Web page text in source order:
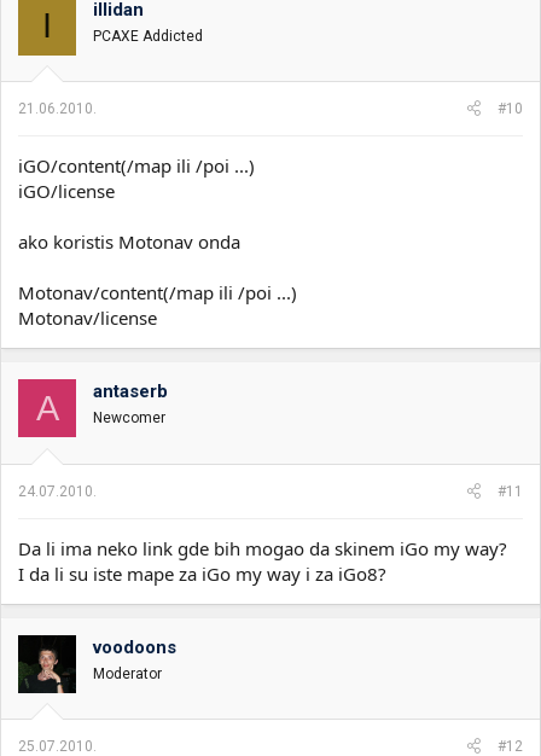
I illidan
PCAXE Addicted
21.06.2010. #10
iGO/content(/map ili /poi ...)
iGO/license
ako koristis Motonav onda
Motonav/content(/map ili /poi ...)
Motonav/license
A antaserb
Newcomer
24.07.2010. #11
Da li ima neko link gde bih mogao da skinem iGo my way?
I da li su iste mape za iGo my way i za iGo8?
voodoons
Moderator
25.07.2010. #12